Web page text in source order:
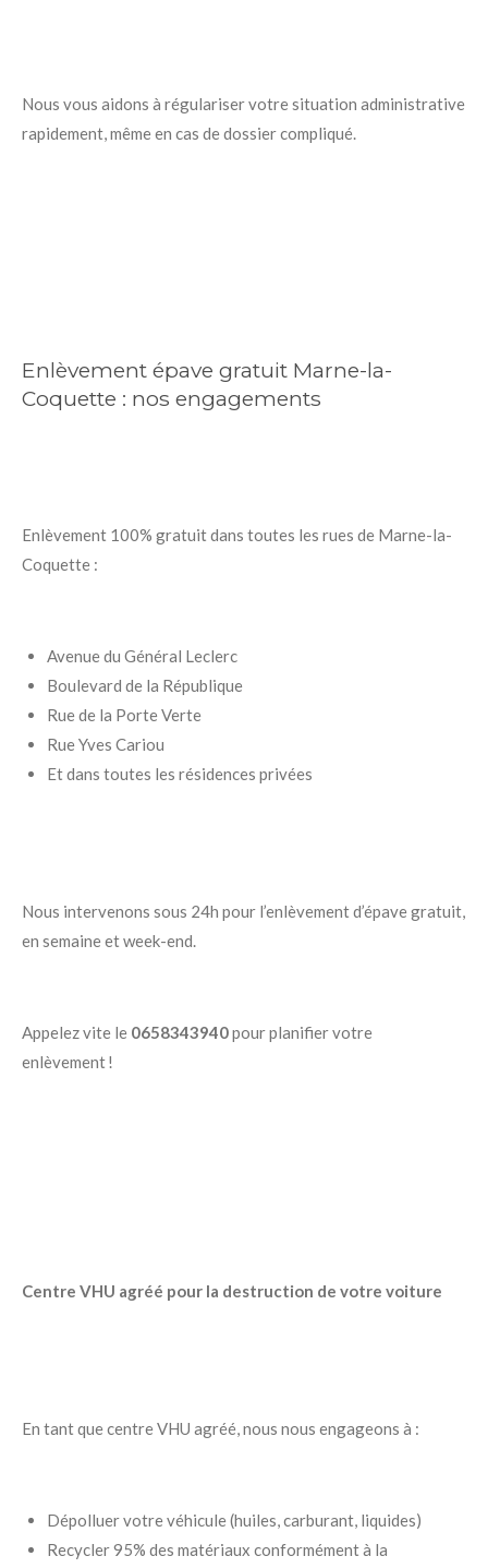
Nous vous aidons à régulariser votre situation administrative
rapidement, même en cas de dossier compliqué.
Enlèvement épave gratuit Marne-la-
Coquette : nos engagements
Enlèvement 100% gratuit dans toutes les rues de Marne-la-
Coquette :
Avenue du Général Leclerc
Boulevard de la République
Rue de la Porte Verte
Rue Yves Cariou
Et dans toutes les résidences privées
Nous intervenons sous 24h pour l’enlèvement d’épave gratuit,
en semaine et week-end.
Appelez vite le 0658343940pour planifier votre
enlèvement !
Centre VHU agréé pour la destruction de votre voiture
En tant que centre VHU agréé, nous nous engageons à :
Dépolluer votre véhicule (huiles, carburant, liquides)
Recycler 95% des matériaux conformément à la